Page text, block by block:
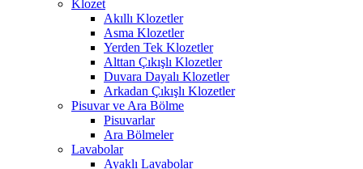
Klozet
Akıllı Klozetler
Asma Klozetler
Yerden Tek Klozetler
Alttan Çıkışlı Klozetler
Duvara Dayalı Klozetler
Arkadan Çıkışlı Klozetler
Pisuvar ve Ara Bölme
Pisuvarlar
Ara Bölmeler
Lavabolar
Ayaklı Lavabolar